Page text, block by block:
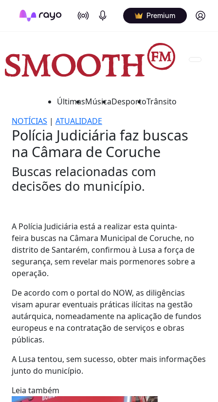
On Air Podcasts Premium Log in
ÚltimasMúsicaDesportoTrânsito
NOTÍCIAS | ATUALIDADE
Polícia Judiciária faz buscas
na Câmara de Coruche
Buscas relacionadas com
decisões do município.
A Polícia Judiciária está a realizar esta quinta-
feira buscas na Câmara Municipal de Coruche, no
distrito de Santarém, confirmou à Lusa a força de
segurança, sem revelar mais pormenores sobre a
operação.
De acordo com o portal do NOW, as diligências
visam apurar eventuais práticas ilícitas na gestão
autárquica, nomeadamente na aplicação de fundos
europeus e na contratação de serviços e obras
públicas.
A Lusa tentou, sem sucesso, obter mais informações
junto do município.
Leia também